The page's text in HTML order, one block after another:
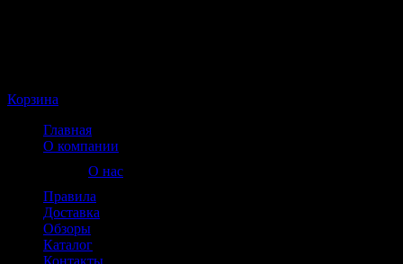
Корзина
Главная
О компании
О нас
Правила
Доставка
Обзоры
Каталог
Контакты